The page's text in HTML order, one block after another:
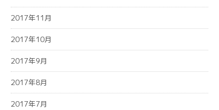
2017年11月
2017年10月
2017年9月
2017年8月
2017年7月